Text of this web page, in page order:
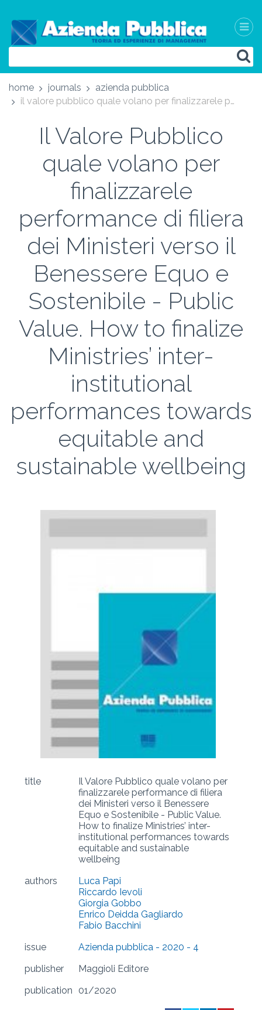
home journals
azienda pubblica
il valore pubblico quale volano per finalizzarele performance di filiera dei ministeri verso il benessere equo e sostenibile - public value. how to finalize ministries’ inter-institutional performances towards equitable and sustainable wellbeing
Il Valore Pubblico
quale volano per
finalizzarele
performance di filiera
dei Ministeri verso il
Benessere Equo e
Sostenibile - Public
Value. How to finalize
Ministries’ inter-
institutional
performances towards
equitable and
sustainable wellbeing
title
Il Valore Pubblico quale volano per
finalizzarele performance di filiera
dei Ministeri verso il Benessere
Equo e Sostenibile - Public Value.
How to finalize Ministries’ inter-
institutional performances towards
equitable and sustainable
wellbeing
authors
Luca Papi
Riccardo Ievoli
Giorgia Gobbo
Enrico Deidda Gagliardo
Fabio Bacchini
issue
Azienda pubblica - 2020 - 4
publisher
Maggioli Editore
publication
01/2020